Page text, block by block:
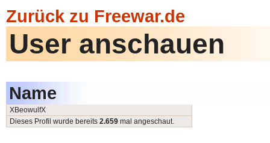
Zurück zu Freewar.de
User anschauen
Name
XBeowulfX
Dieses Profil wurde bereits 2.659 mal angeschaut.